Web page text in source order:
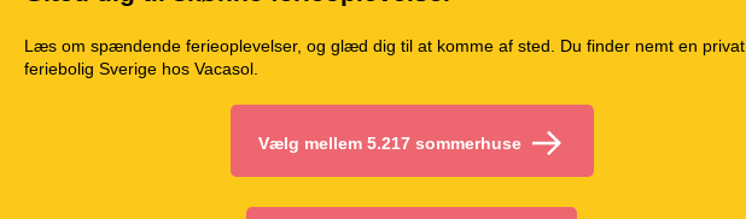
Læs om spændende ferieoplevelser, og glæd dig til at komme af sted. Du finder nemt en privat
feriebolig Sverige hos Vacasol.
Vælg mellem 5.217 sommerhuse